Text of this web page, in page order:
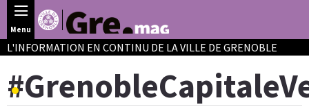
Panneau de gestion des cookies
Menu
L'INFORMATION EN CONTINU DE LA VILLE DE GRENOBLE